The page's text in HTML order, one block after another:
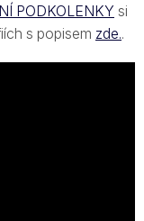
PODKOLENKY si
s popisem zde..